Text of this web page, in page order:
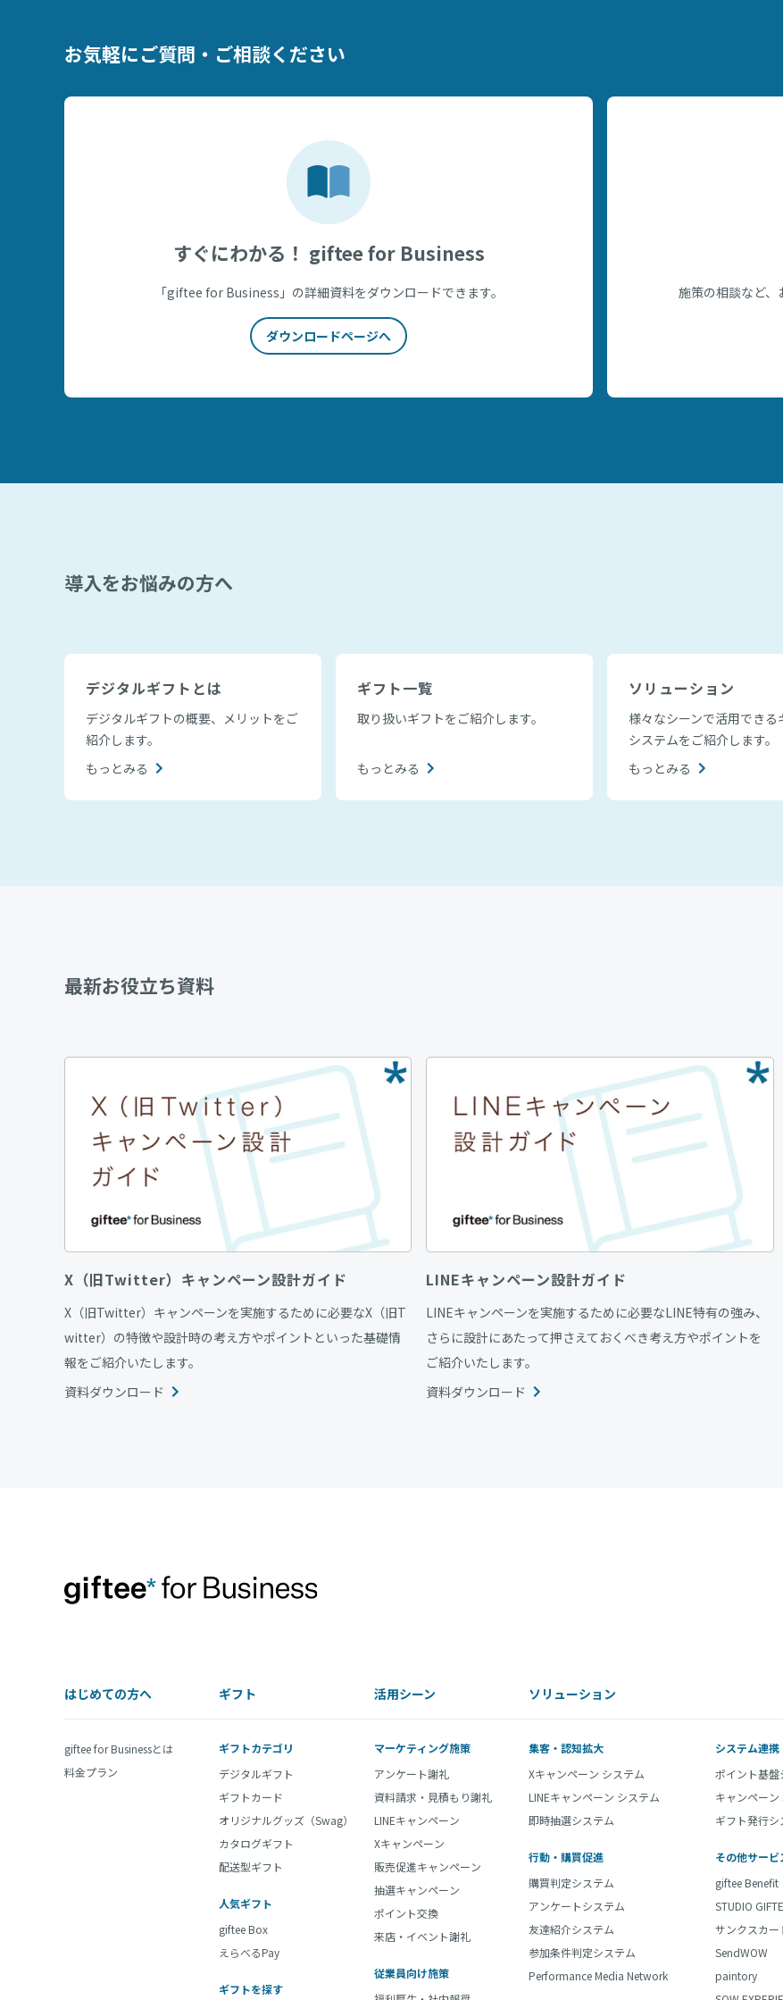
お気軽にご質問・ご相談ください
すぐにわかる！ giftee for Business
「giftee for Business」の詳細資料をダウンロードできます。
ダウンロードページへ
施策の相談など、
導入をお悩みの方へ
デジタルギフトとは
デジタルギフトの概要、メリットをご
紹介します。
もっとみる
ギフト一覧
取り扱いギフトをご紹介します。
もっとみる
ソリューション
様々なシーンで活用できる
システムをご紹介します。
もっとみる
最新お役立ち資料
X（旧Twitter）キャンペーン設計ガイド
X（旧Twitter）キャンペーンを実施するために必要なX（旧T
witter）の特徴や設計時の考え方やポイントといった基礎情
報をご紹介いたします。
資料ダウンロード
LINEキャンペーン設計ガイド
LINEキャンペーンを実施するために必要なLINE特有の強み、
さらに設計にあたって押さえておくべき考え方やポイントを
ご紹介いたします。
資料ダウンロード
はじめての方へ
giftee for Businessとは
料金プラン
ギフト
ギフトカテゴリ
デジタルギフト
ギフトカード
オリジナルグッズ（Swag）
カタログギフト
配送型ギフト
人気ギフト
giftee Box
えらべるPay
ギフトを探す
活用シーン
マーケティング施策
アンケート謝礼
資料請求・見積もり謝礼
LINEキャンペーン
Xキャンペーン
販売促進キャンペーン
抽選キャンペーン
ポイント交換
来店・イベント謝礼
従業員向け施策
ソリューション
集客・認知拡大
Xキャンペーン システム
LINEキャンペーン システム
即時抽選システム
行動・購買促進
購買判定システム
アンケートシステム
友達紹介システム
参加条件判定システム
Performance Media Network
システム連携
ポイント基盤
キャンペーン
ギフト発行シ
その他サービ
giftee Benefit
STUDIO
サンクスカー
SendWOW
paintory